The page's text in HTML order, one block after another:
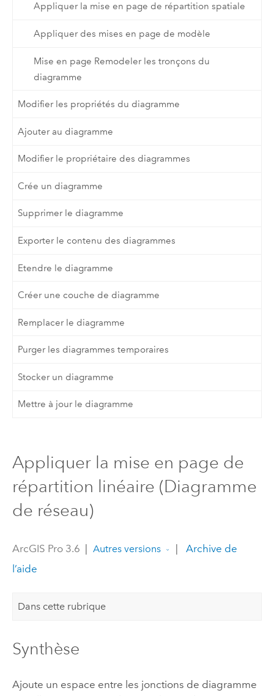
Appliquer la mise en page de répartition spatiale
Appliquer des mises en page de modèle
Mise en page Remodeler les tronçons du
diagramme
Modifier les propriétés du diagramme
Ajouter au diagramme
Modifier le propriétaire des diagrammes
Crée un diagramme
Supprimer le diagramme
Exporter le contenu des diagrammes
Etendre le diagramme
Créer une couche de diagramme
Remplacer le diagramme
Purger les diagrammes temporaires
Stocker un diagramme
Mettre à jour le diagramme
Appliquer la mise en page de
répartition linéaire (Diagramme
de réseau)
ArcGIS Pro 3.6 Autres versions
Archive de
l’aide
Dans cette rubrique
Synthèse
Ajoute un espace entre les jonctions de diagramme